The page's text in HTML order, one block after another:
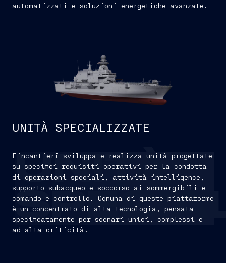
automatizzati e soluzioni energetiche avanzate.
UNITÀ
UNITÀ SPECIALIZZATE
Fincantieri sviluppa e realizza unità progettate
su specifici requisiti operativi per la condotta
di operazioni speciali, attività intelligence,
supporto subacqueo e soccorso ai sommergibili e
comando e controllo. Ognuna di queste piattaforme
è un concentrato di alta tecnologia, pensata
specificatamente per scenari unici, complessi e
ad alta criticità.